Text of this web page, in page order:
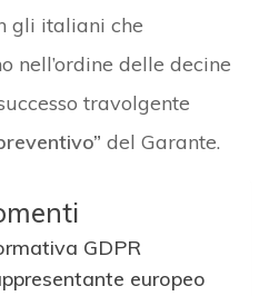
gli italiani che
nell’ordine delle decine
travolgente
del Garante.
GDPR
europeo